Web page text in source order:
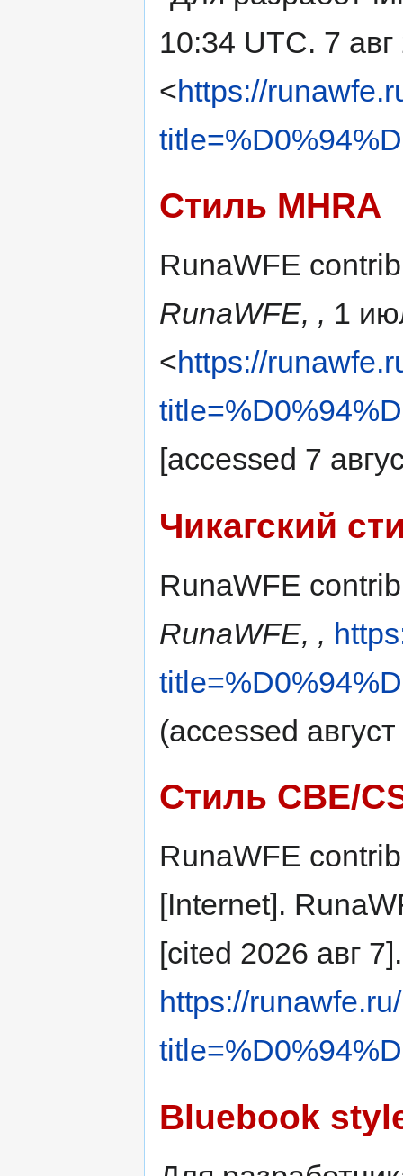
10:34 UTC. 7
<https://
Стиль MHRA
RunaWFE
RunaWFE, , 1
<https://
[accessed 7
Чикагский
RunaWFE
RunaWFE, ,
(accessed
Стиль CBE/
RunaWFE
[Internet].
[cited 2026 авг
https://
Bluebook